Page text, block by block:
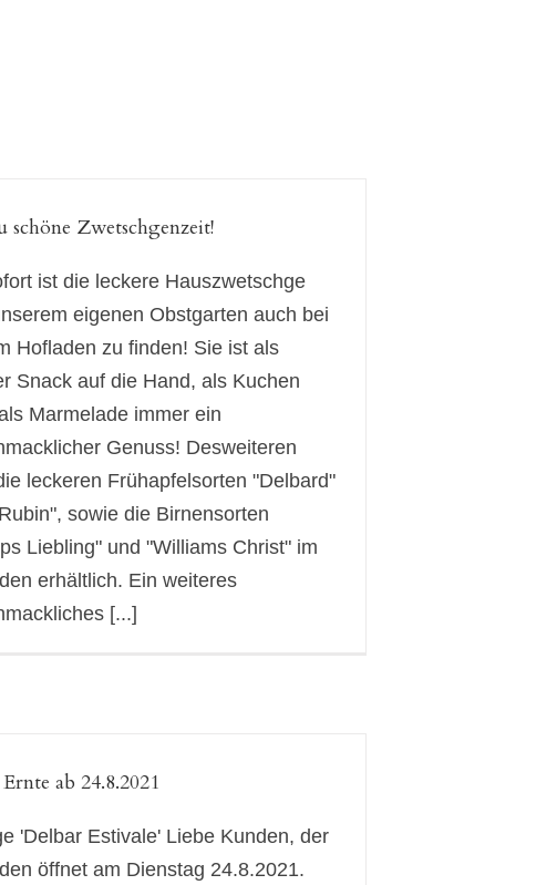
schöne Zwetschgenzeit!
ist die leckere Hauszwetschge
eigenen Obstgarten auch bei
Hofladen zu finden! Sie ist als
Snack auf die Hand, als Kuchen
Marmelade immer ein
Genuss! Desweiteren
leckeren Frühapfelsorten "Delbard"
sowie die Birnensorten
Liebling" und "Williams Christ" im
erhältlich. Ein weiteres
[...]
ab 24.8.2021
'Delbar Estivale' Liebe Kunden, der
öffnet am Dienstag 24.8.2021.